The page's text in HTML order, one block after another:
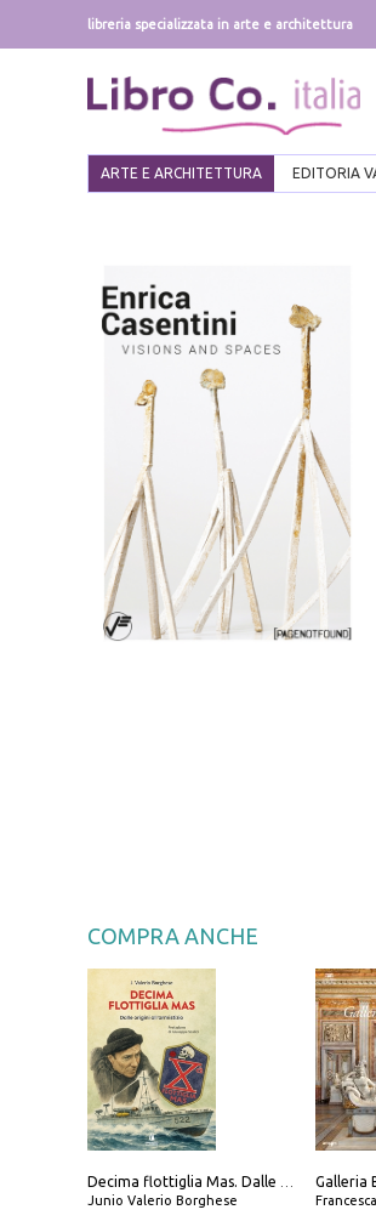
libreria specializzata in arte e architettura
ARTE E ARCHITETTURA EDITORIA
COMPRA ANCHE
Junio Valerio Borghese